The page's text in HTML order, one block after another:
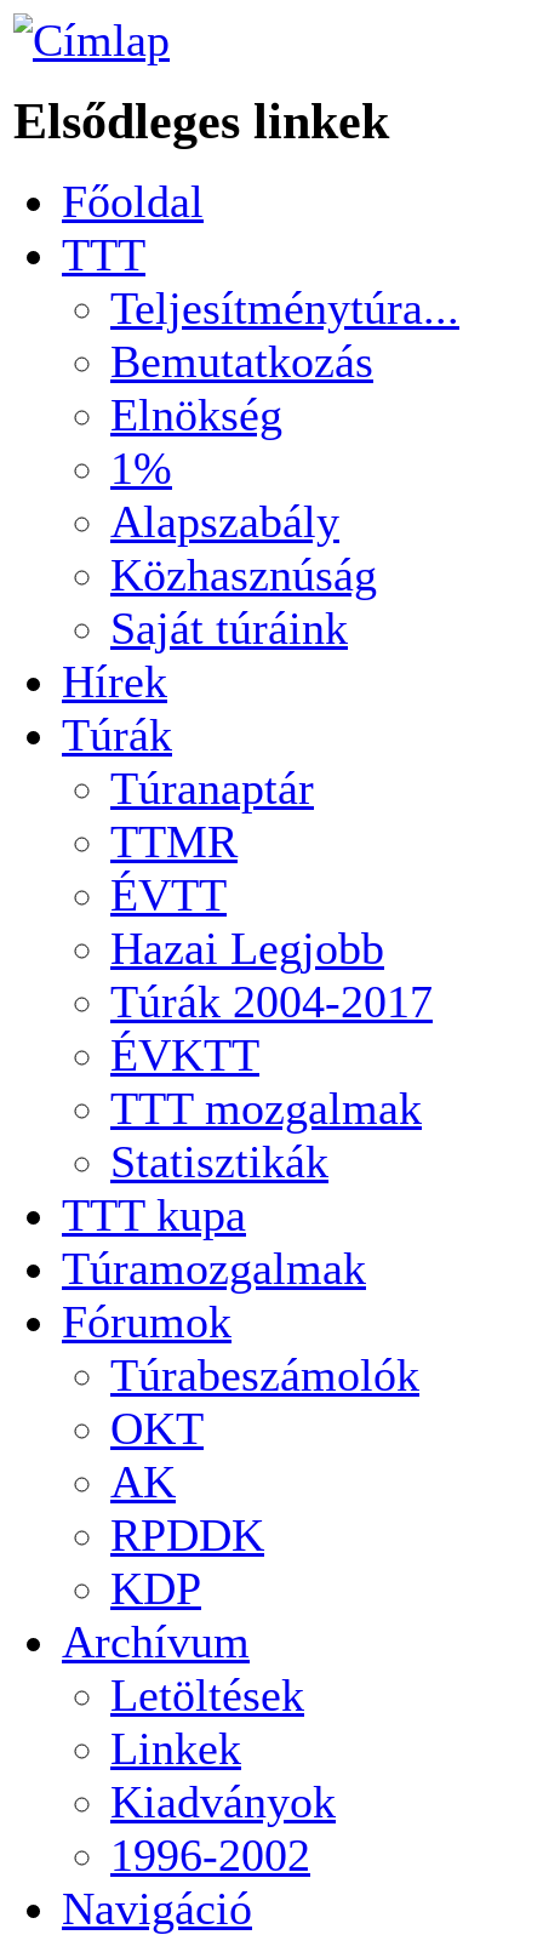
Elsődleges linkek
Főoldal
TTT
Teljesítménytúra...
Bemutatkozás
Elnökség
1%
Alapszabály
Közhasznúság
Saját túráink
Hírek
Túrák
Túranaptár
TTMR
ÉVTT
Hazai Legjobb
Túrák 2004-2017
ÉVKTT
TTT mozgalmak
Statisztikák
TTT kupa
Túramozgalmak
Fórumok
Túrabeszámolók
OKT
AK
RPDDK
KDP
Archívum
Letöltések
Linkek
Kiadványok
1996-2002
Navigáció